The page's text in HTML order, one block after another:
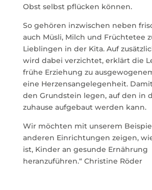
Obst selbst pflücken können.
So gehören inzwischen neben
auch Müsli, Milch und Früchtetee
Lieblingen in der Kita. Auf
wird dabei verzichtet, erklärt die
frühe Erziehung zu
eine Herzensangelegenheit.
den Grundstein legen, auf den in
zuhause aufgebaut werden kann.
Wir möchten mit unserem
anderen Einrichtungen zeigen,
ist, Kinder an gesunde Ernährung
heranzuführen.“ Christine Röder